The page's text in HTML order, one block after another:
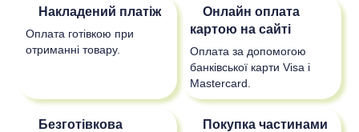
Накладений платіж
Оплата готівкою при
отриманні товару.
Онлайн оплата
картою на сайті
Оплата за допомогою
банківської карти Visa і
Mastercard.
Безготівкова
Покупка частинами